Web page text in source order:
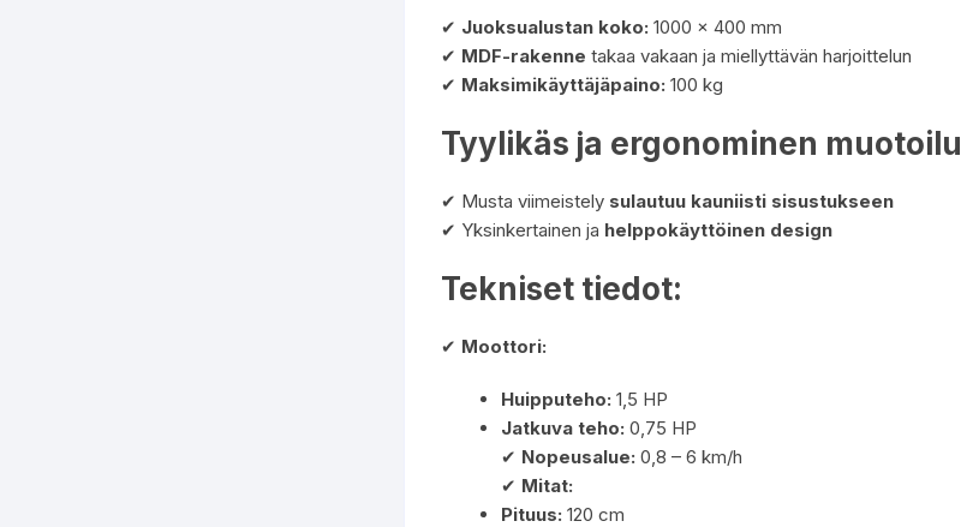
✔ Juoksualustan koko: 1000 x 400 mm
✔ MDF-rakenne takaa vakaan ja miellyttävän harjoittelun
✔ Maksimikäyttäjäpaino: 100 kg
Tyylikäs ja ergonominen muotoilu
✔ Musta viimeistely sulautuu kauniisti sisustukseen
✔ Yksinkertainen ja helppokäyttöinen design
Tekniset tiedot:
✔ Moottori:
Huipputeho: 1,5 HP
Jatkuva teho: 0,75 HP
✔ Nopeusalue: 0,8 – 6 km/h
✔ Mitat:
Pituus: 120 cm